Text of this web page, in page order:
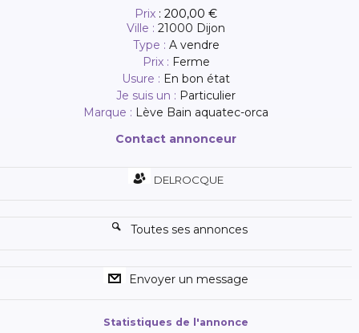
Prix :200,00 €
Ville :21000 Dijon
Type : A vendre
Prix : Ferme
Usure : En bon état
Je suis un : Particulier
Marque : Lève Bain aquatec-orca
Contact annonceur
DELROCQUE
Toutes ses annonces
Envoyer un message
Statistiques de l'annonce